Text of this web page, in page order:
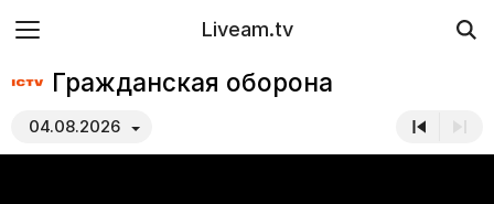
Liveam.tv
Гражданская оборона
04.08.2026